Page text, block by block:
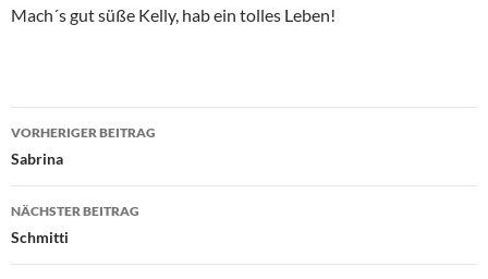
Mach´s gut süße Kelly, hab ein tolles Leben!
Beitragsnavigation
VORHERIGER BEITRAG
Sabrina
NÄCHSTER BEITRAG
Schmitti